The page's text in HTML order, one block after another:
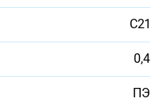
С21
0,4
ПЭ